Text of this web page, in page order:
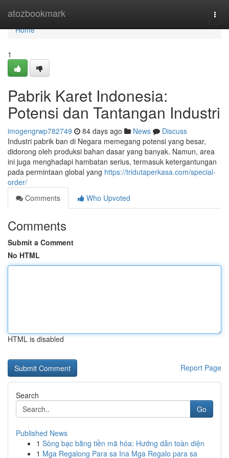
atozbookmark
Home
Home
1
Pabrik Karet Indonesia:
Potensi dan Tantangan Industri
imogengrwp782749 84 days ago News
Discuss
Industri pabrik ban di Negara memegang potensi yang besar,
didorong oleh produksi bahan dasar yang banyak. Namun, area
ini juga menghadapi hambatan serius, termasuk ketergantungan
pada permintaan global yang https://tridutaperkasa.com/special-
order/
Comments
Who Upvoted
Comments
Submit a Comment
No HTML
HTML is disabled
Report Page
Search
Go
Published News
1 Sòng bạc bằng tiền mã hóa: Hướng dẫn toàn diện
1 Mga Regalong Para sa Ina Mga Regalo para sa